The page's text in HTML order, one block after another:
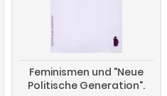
Feminismen und "Neue
Politische Generation".